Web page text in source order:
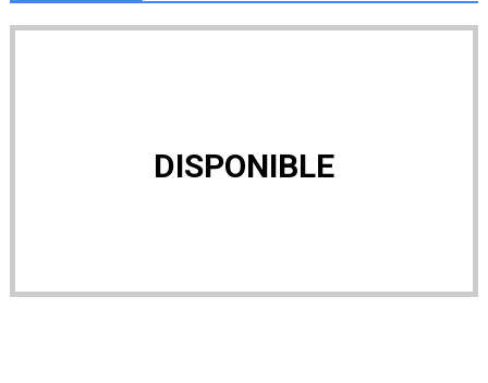
DISPONIBLE